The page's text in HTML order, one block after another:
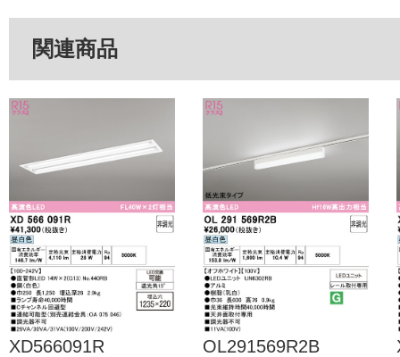
関連商品
XD566091R OL291569R2B